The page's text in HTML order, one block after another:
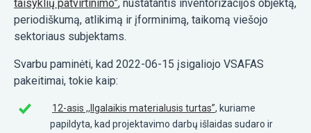
taisyklių patvirtinimo”, nustatantis inventorizacijos objektą,
periodiškumą, atlikimą ir įforminimą, taikomą viešojo
sektoriaus subjektams.
Svarbu paminėti, kad 2022-06-15 įsigaliojo VSAFAS
pakeitimai, tokie kaip:
12-asis ,,Ilgalaikis materialusis turtas”, kuriame
papildyta, kad projektavimo darbų išlaidas sudaro ir